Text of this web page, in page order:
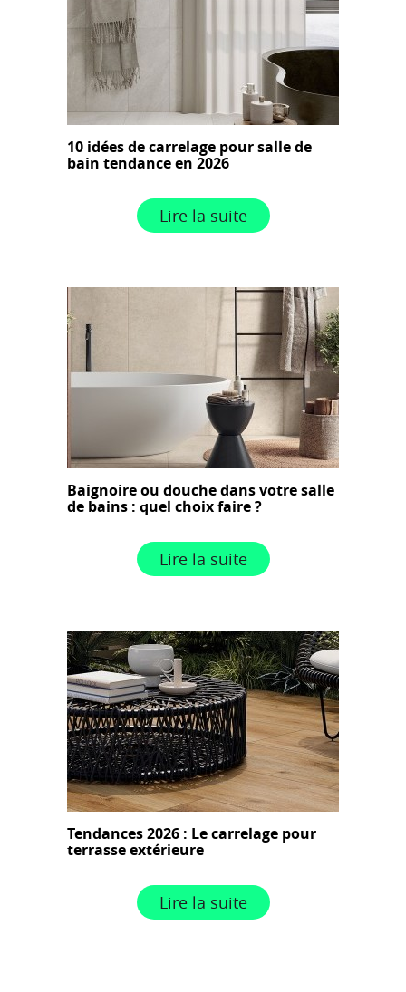
10 idées de carrelage pour salle de
bain tendance en 2026
Lire la suite
Baignoire ou douche dans votre salle
de bains : quel choix faire ?
Lire la suite
Tendances 2026 : Le carrelage pour
terrasse extérieure
Lire la suite